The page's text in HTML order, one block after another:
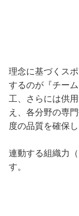
理念に基づくス
するのが『チー
工、さらには供
え、各分野の専
度の品質を確保し
連動する組織力
す。